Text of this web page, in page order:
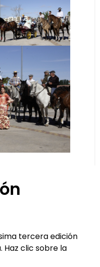
tercera edición
Haz clic sobre la